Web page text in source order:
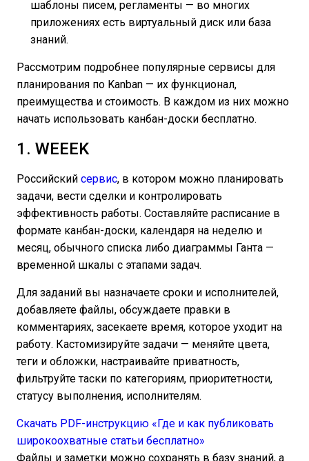
шаблоны писем, регламенты — во многих
приложениях есть виртуальный диск или база
знаний.
Рассмотрим подробнее популярные сервисы для
планирования по Kanban — их функционал,
преимущества и стоимость. В каждом из них можно
начать использовать канбан-доски бесплатно.
1. WEEEK
Российский сервис, в котором можно планировать
задачи, вести сделки и контролировать
эффективность работы. Составляйте расписание в
формате канбан-доски, календаря на неделю и
месяц, обычного списка либо диаграммы Ганта —
временной шкалы с этапами задач.
Для заданий вы назначаете сроки и исполнителей,
добавляете файлы, обсуждаете правки в
комментариях, засекаете время, которое уходит на
работу. Кастомизируйте задачи — меняйте цвета,
теги и обложки, настраивайте приватность,
фильтруйте таски по категориям, приоритетности,
статусу выполнения, исполнителям.
Скачать PDF-инструкцию «Где и как публиковать
широкоохватные статьи бесплатно»
Файлы и заметки можно сохранять в базу знаний, а